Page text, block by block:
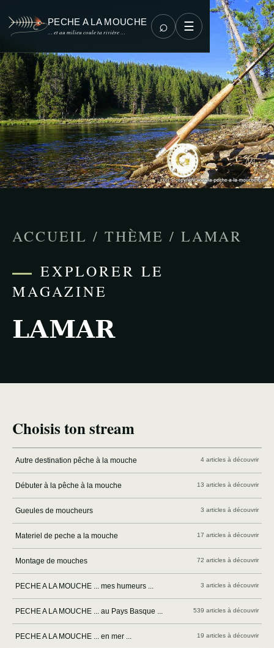
PECHE A LA MOUCHE
… et au milieu coule ta rivière … ⌕ ☰
ACCUEIL / THÈME / LAMAR
EXPLORER LE
MAGAZINE
LAMAR
Choisis ton stream
Autre destination pêche à la mouche 4 articles à découvrir
Débuter à la pêche à la mouche 13 articles à découvrir
Gueules de moucheurs 3 articles à découvrir
Materiel de peche a la mouche 17 articles à découvrir
Montage de mouches 72 articles à découvrir
PECHE A LA MOUCHE ... mes humeurs ... 3 articles à découvrir
PECHE A LA MOUCHE ... au Pays Basque ... 539 articles à découvrir
PECHE A LA MOUCHE ... en mer ... 19 articles à découvrir